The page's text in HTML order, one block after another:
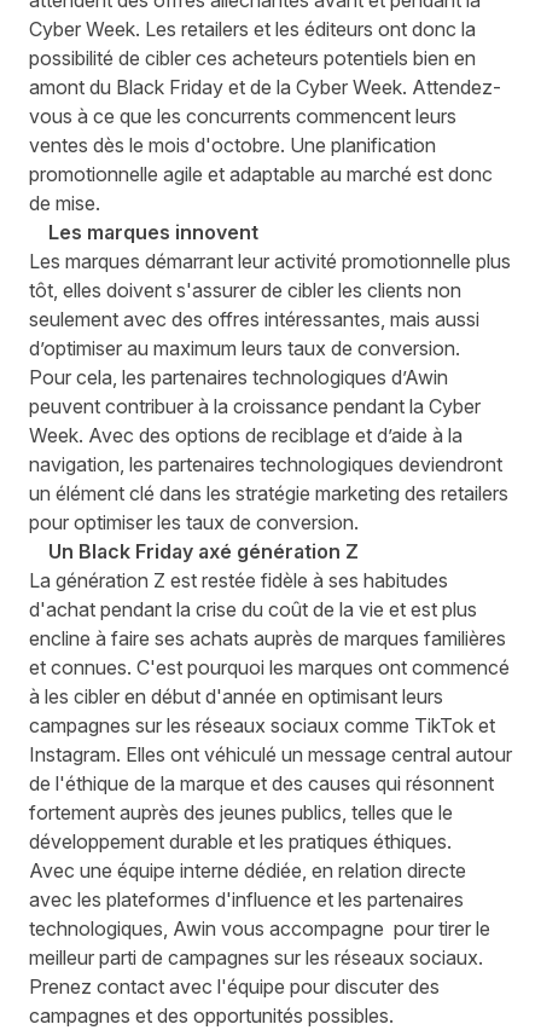
Cyber Week. Les retailers et les éditeurs ont donc la
possibilité de cibler ces acheteurs potentiels bien en
amont du Black Friday et de la Cyber Week. Attendez-
vous à ce que les concurrents commencent leurs
ventes dès le mois d'octobre. Une planification
promotionnelle agile et adaptable au marché est donc
de mise.
Les marques innovent
Les marques démarrant leur activité promotionnelle plus
tôt, elles doivent s'assurer de cibler les clients non
seulement avec des offres intéressantes, mais aussi
d’optimiser au maximum leurs taux de conversion.
Pour cela, les partenaires technologiques d’Awin
peuvent contribuer à la croissance pendant la Cyber
Week. Avec des options de reciblage et d’aide à la
navigation, les partenaires technologiques deviendront
un élément clé dans les stratégie marketing des retailers
pour optimiser les taux de conversion.
Un Black Friday axé génération Z
La génération Z est restée fidèle à ses habitudes
d'achat pendant la crise du coût de la vie et est plus
encline à faire ses achats auprès de marques familières
et connues. C'est pourquoi les marques ont commencé
à les cibler en début d'année en optimisant leurs
campagnes sur les réseaux sociaux comme TikTok et
Instagram. Elles ont véhiculé un message central autour
de l'éthique de la marque et des causes qui résonnent
fortement auprès des jeunes publics, telles que le
développement durable et les pratiques éthiques.
Avec une équipe interne dédiée, en relation directe
avec les plateformes d'influence et les partenaires
technologiques, Awin vous accompagne pour tirer le
meilleur parti de campagnes sur les réseaux sociaux.
Prenez contact avec l'équipe pour discuter des
campagnes et des opportunités possibles.